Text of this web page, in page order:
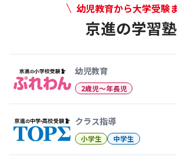
幼児教育から大学受験
京進の学習塾
幼児教育
2歳児〜年長児
クラス指導
小学生 中学生